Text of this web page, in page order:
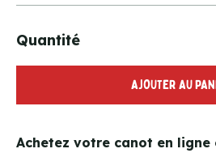
Quantité
AJOUTER AU
Achetez votre canot en ligne